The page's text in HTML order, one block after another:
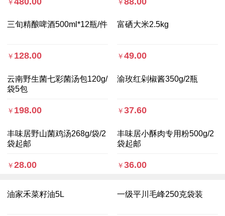
￥ ￥
三旬精酿啤酒500ml*12瓶/件
￥ 128.00
富硒大米2.5kg
￥49.00
云南野生菌七彩菌汤包120g/
袋5包
￥ 198.00
渝玫红剁椒酱350g/2瓶
￥37.60
丰味居野山菌鸡汤268g/袋/2
袋起邮
￥ 28.00
丰味居小酥肉专用粉500g/2
袋起邮
￥36.00
油家禾菜籽油5L 一级平川毛峰250克袋装